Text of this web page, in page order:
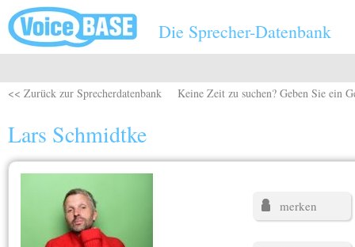
Direkt zum Inhalt
Die Sprecher-Datenbank
<< Zurück zur Sprecherdatenbank Keine Zeit zu suchen? Geben Sie ein
Lars Schmidtke
merken